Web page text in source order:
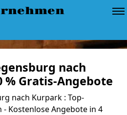
nach
Gratis-Angebote
nach Kurpark : Top-
Kostenlose Angebote in 4